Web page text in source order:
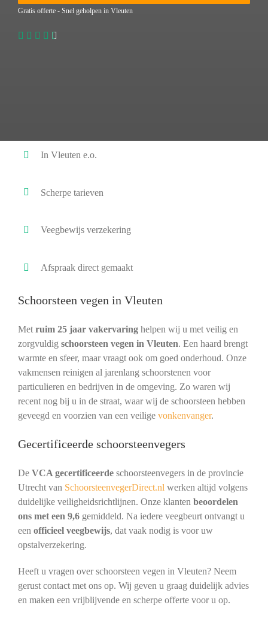
Gratis offerte - Snel geholpen in Vleuten
In Vleuten e.o.
Scherpe tarieven
Veegbewijs verzekering
Afspraak direct gemaakt
Schoorsteen vegen in Vleuten
Met ruim 25 jaar vakervaringhelpen wij u met veilig en
zorgvuldig schoorsteen vegen in Vleuten. Een haard brengt
warmte en sfeer, maar vraagt ook om goed onderhoud. Onze
vakmensen reinigen al jarenlang schoorstenen voor
particulieren en bedrijven in de omgeving. Zo waren wij
recent nog bij u in de straat, waar wij de schoorsteen hebben
geveegd en voorzien van een veilige vonkenvanger.
Gecertificeerde schoorsteenvegers
De VCA gecertificeerdeschoorsteenvegers in de provincie
Utrecht van SchoorsteenvegerDirect.nl werken altijd volgens
duidelijke veiligheidsrichtlijnen. Onze klanten beoordelen
ons met een 9,6gemiddeld. Na iedere veegbeurt ontvangt u
een officieel veegbewijs, dat vaak nodig is voor uw
opstalverzekering.
Heeft u vragen over schoorsteen vegen in Vleuten? Neem
gerust contact met ons op. Wij geven u graag duidelijk advies
en maken een vrijblijvende en scherpe offerte voor u op.